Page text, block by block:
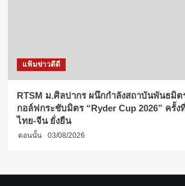
แฟ้มข่าวดีดี
RTSM ม.ศิลปากร ผนึกกำลังสถาบันพันธมิ
กอล์ฟกระชับมิตร “Ryder Cup 2026” ครั้
ไทย-จีน ยั่งยืน
ตอนนั้น 03/08/2026